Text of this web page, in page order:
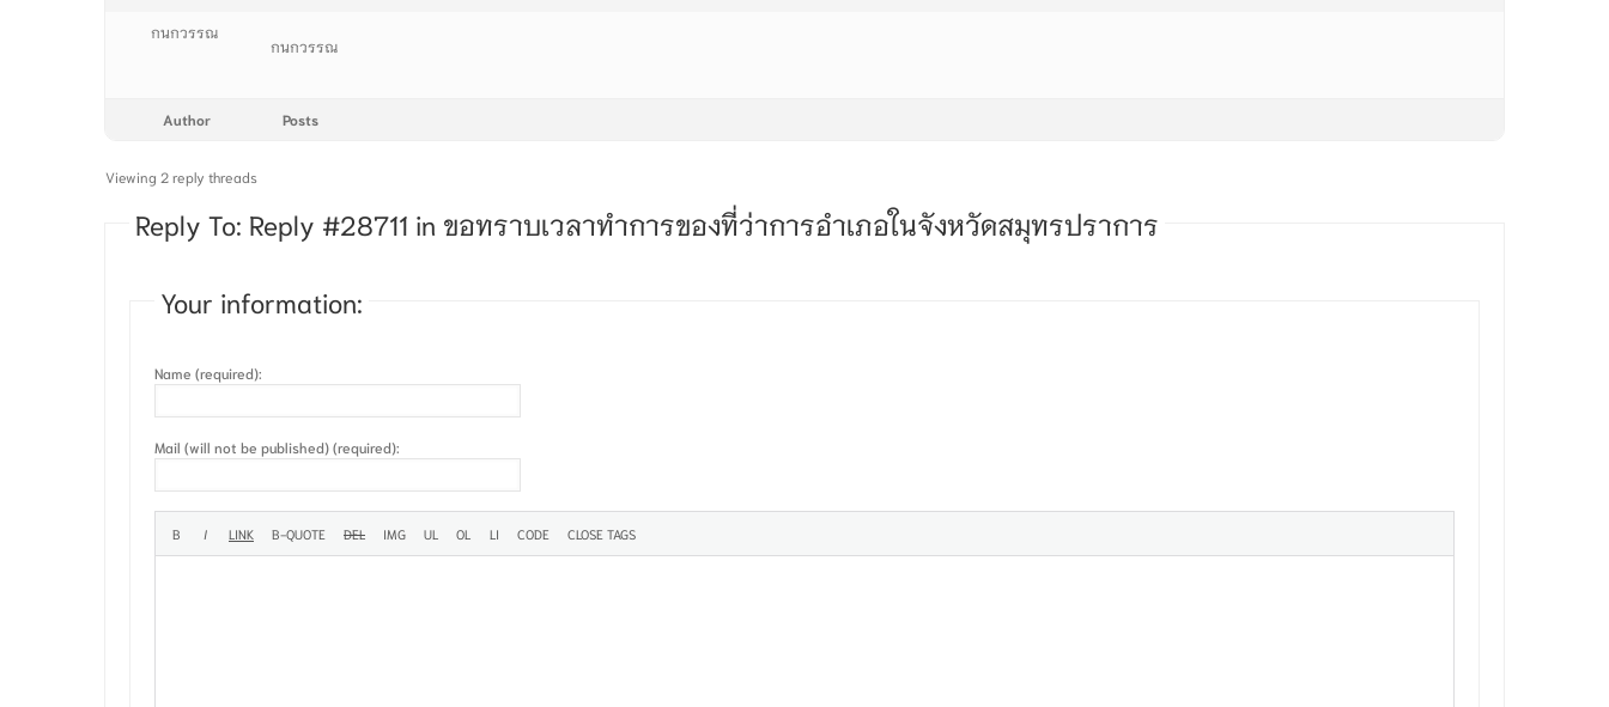
กนกวรรณ
กนกวรรณ
Author Posts
Viewing 2 reply threads
Reply To: Reply #28711 in ขอทราบเวลาทำการของที่ว่าการอำเภอในจังหวัดสมุทรปราการ
Your information:
Name (required):
Mail (will not be published) (required):